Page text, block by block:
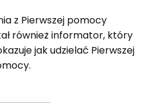
z Pierwszej pomocy
również informator, który
jak udzielać Pierwszej